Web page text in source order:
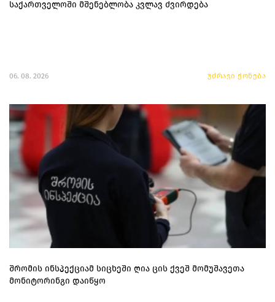
საქართველოში მშენებლობა კვლავ ძვირდება
06. 08. 2026 უძრავი ქონება
შრომის ინსპექციამ სიცხეში ღია ცის ქვეშ მომუშავეთა
მონიტორინგი დაიწყო